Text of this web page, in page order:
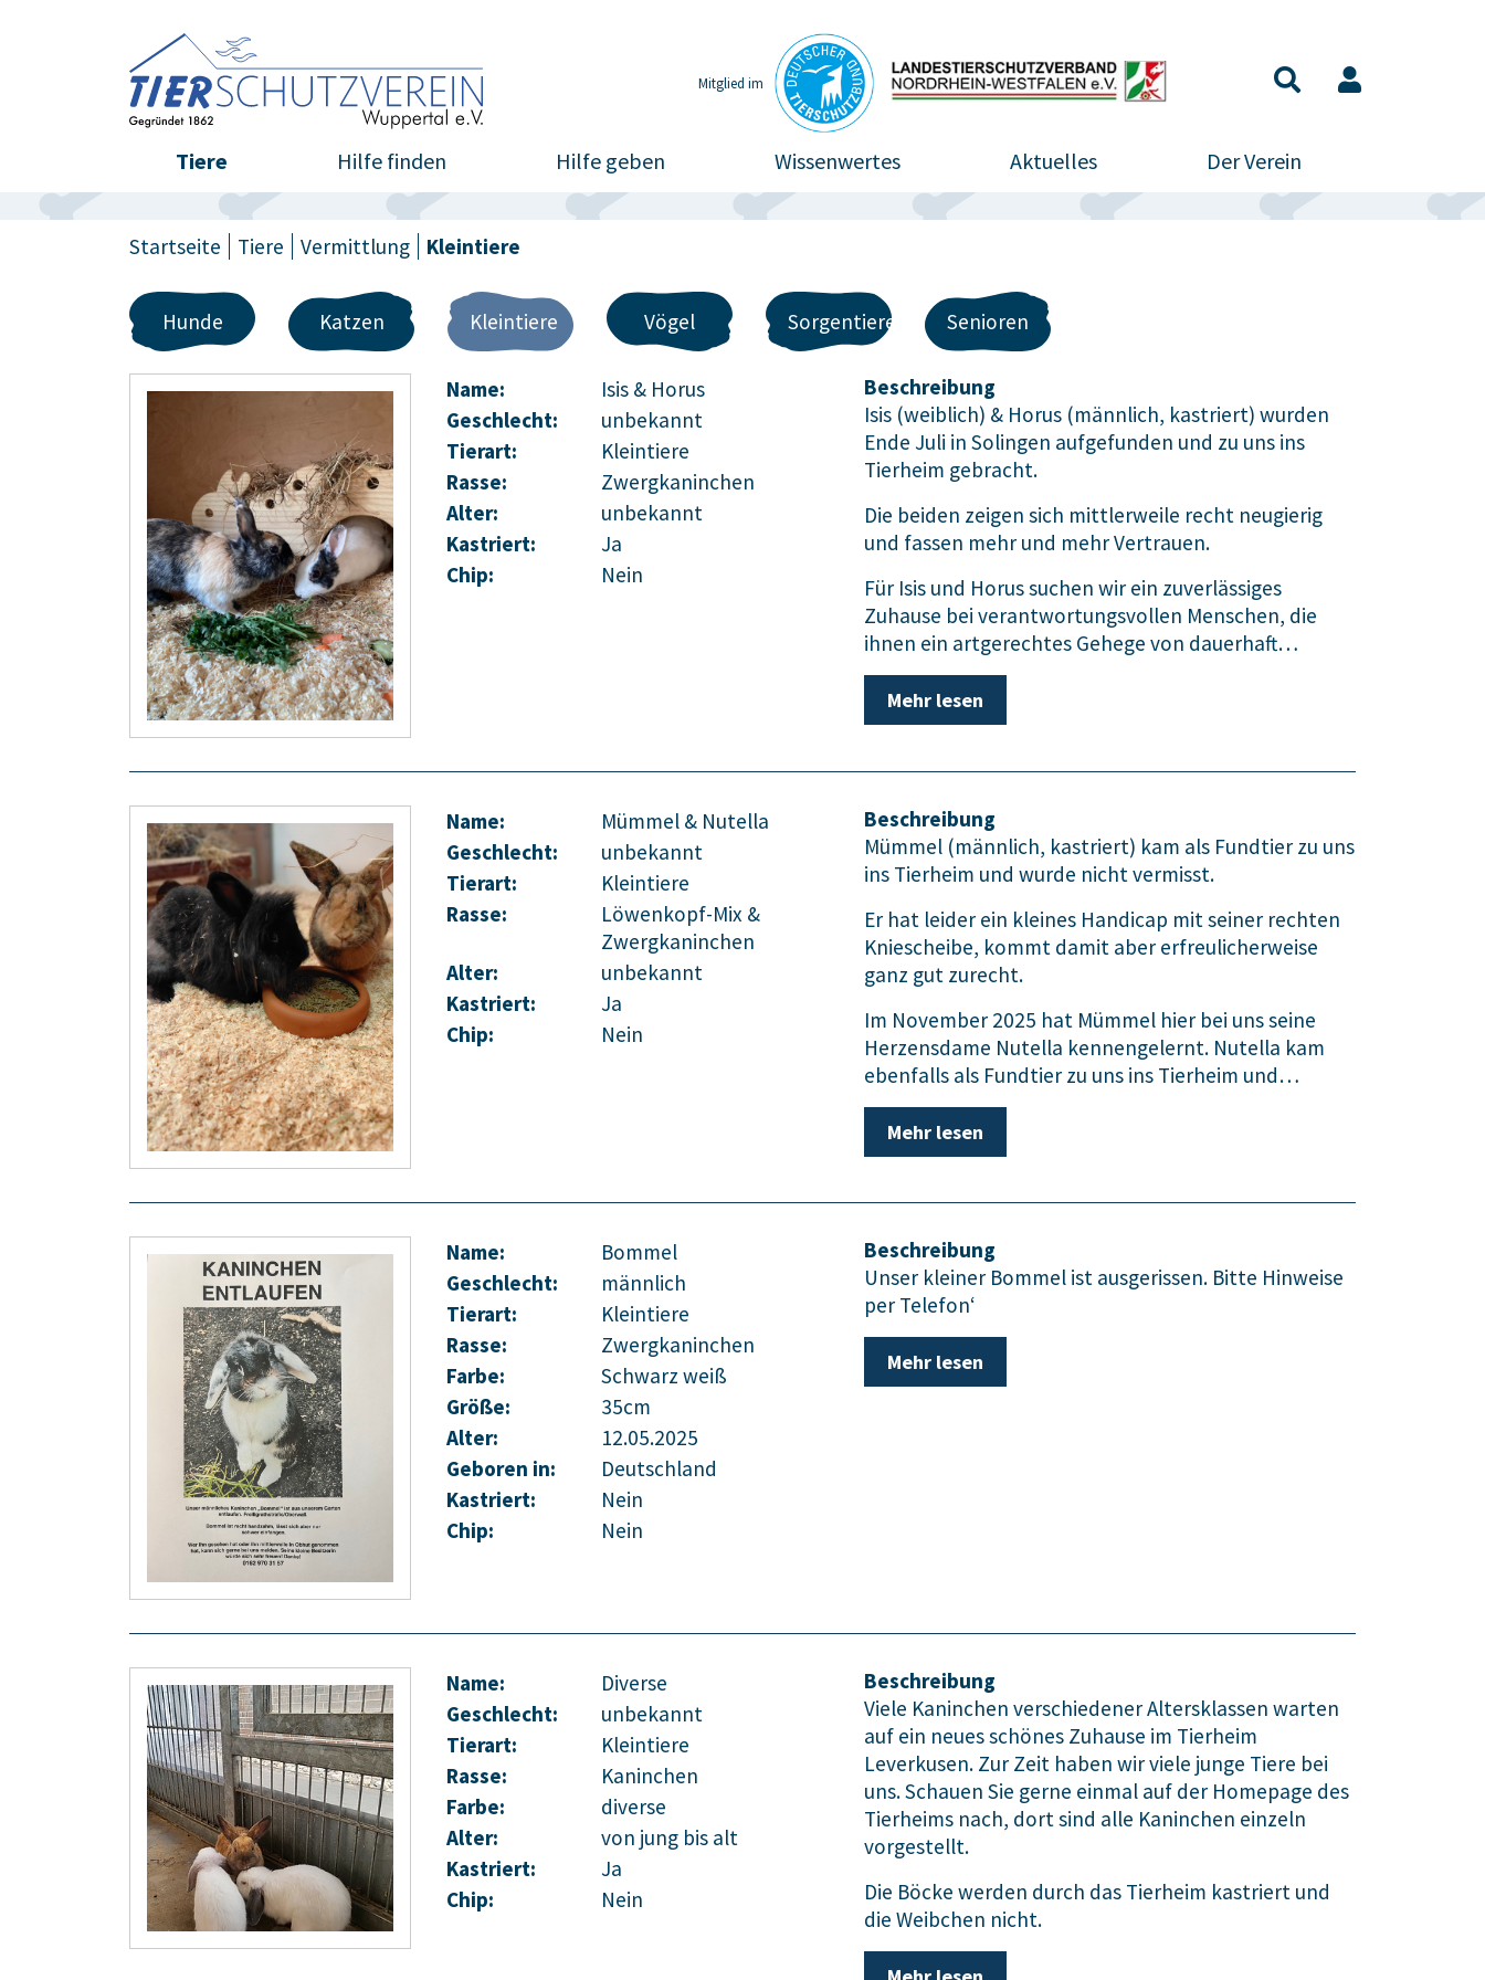
Mitglied im
Tiere Hilfe finden Hilfe geben Wissenwertes Aktuelles Der Verein
Startseite Tiere Vermittlung Kleintiere
Hunde Katzen Kleintiere Vögel Sorgentiere Senioren
Name:
Isis & Horus
Geschlecht:
unbekannt
Tierart:
Kleintiere
Rasse:
Zwergkaninchen
Alter:
unbekannt
Kastriert:
Ja
Chip:
Nein
Beschreibung
Isis (weiblich) & Horus (männlich, kastriert) wurden
Ende Juli in Solingen aufgefunden und zu uns ins
Tierheim gebracht.
Die beiden zeigen sich mittlerweile recht neugierig
und fassen mehr und mehr Vertrauen.
Für Isis und Horus suchen wir ein zuverlässiges
Zuhause bei verantwortungsvollen Menschen, die
ihnen ein artgerechtes Gehege von dauerhaft…
Mehr lesen
Name:
Mümmel & Nutella
Geschlecht:
unbekannt
Tierart:
Kleintiere
Rasse:
Löwenkopf-Mix &
Zwergkaninchen
Alter:
unbekannt
Kastriert:
Ja
Chip:
Nein
Beschreibung
Mümmel (männlich, kastriert) kam als Fundtier zu uns
ins Tierheim und wurde nicht vermisst.
Er hat leider ein kleines Handicap mit seiner rechten
Kniescheibe, kommt damit aber erfreulicherweise
ganz gut zurecht.
Im November 2025 hat Mümmel hier bei uns seine
Herzensdame Nutella kennengelernt. Nutella kam
ebenfalls als Fundtier zu uns ins Tierheim und…
Mehr lesen
Name:
Bommel
Geschlecht:
männlich
Tierart:
Kleintiere
Rasse:
Zwergkaninchen
Farbe:
Schwarz weiß
Größe:
35cm
Alter:
12.05.2025
Geboren in:
Deutschland
Kastriert:
Nein
Chip:
Nein
Beschreibung
Unser kleiner Bommel ist ausgerissen. Bitte Hinweise
per Telefon‘
Mehr lesen
Name:
Diverse
Geschlecht:
unbekannt
Tierart:
Kleintiere
Rasse:
Kaninchen
Farbe:
diverse
Alter:
von jung bis alt
Kastriert:
Ja
Chip:
Nein
Beschreibung
Viele Kaninchen verschiedener Altersklassen warten
auf ein neues schönes Zuhause im Tierheim
Leverkusen. Zur Zeit haben wir viele junge Tiere bei
uns. Schauen Sie gerne einmal auf der Homepage des
Tierheims nach, dort sind alle Kaninchen einzeln
vorgestellt.
Die Böcke werden durch das Tierheim kastriert und
die Weibchen nicht.